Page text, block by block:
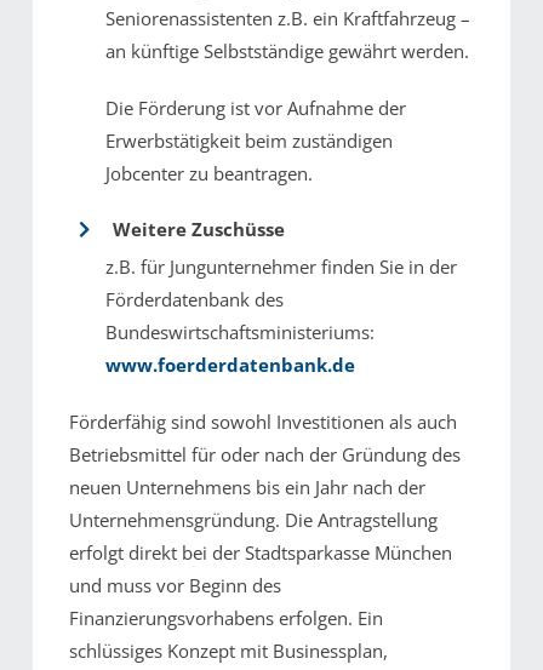
Seniorenassistenten z.B. ein Kraftfahrzeug –
an künftige Selbstständige gewährt werden.
Die Förderung ist vor Aufnahme der
Erwerbstätigkeit beim zuständigen
Jobcenter zu beantragen.
Weitere Zuschüsse
z.B. für Jungunternehmer finden Sie in der
Förderdatenbank des
Bundeswirtschaftsministeriums:
www.foerderdatenbank.de
Förderfähig sind sowohl Investitionen als auch
Betriebsmittel für oder nach der Gründung des
neuen Unternehmens bis ein Jahr nach der
Unternehmensgründung. Die Antragstellung
erfolgt direkt bei der Stadtsparkasse München
und muss vor Beginn des
Finanzierungsvorhabens erfolgen. Ein
schlüssiges Konzept mit Businessplan,